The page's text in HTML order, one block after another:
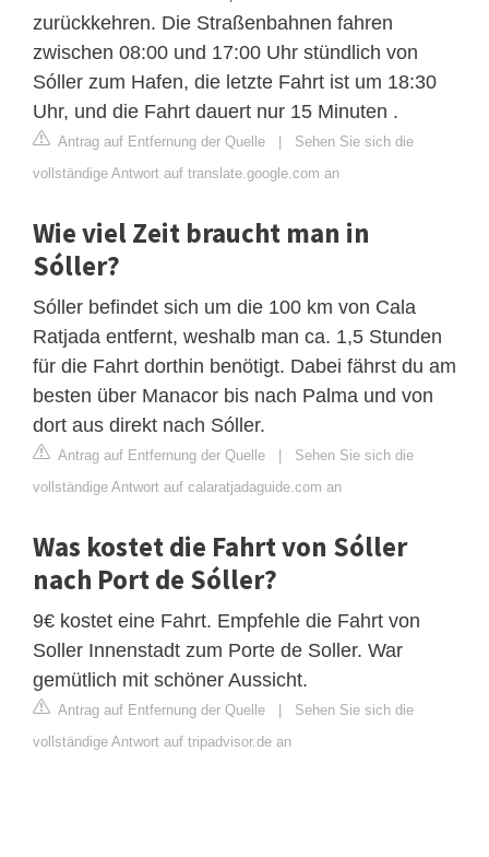
zurückkehren. Die Straßenbahnen fahren
zwischen 08:00 und 17:00 Uhr stündlich von
Sóller zum Hafen, die letzte Fahrt ist um 18:30
Uhr, und die Fahrt dauert nur 15 Minuten .
Antrag auf Entfernung der Quelle | Sehen Sie sich die
vollständige Antwort auf translate.google.com an
Wie viel Zeit braucht man in
Sóller?
Sóller befindet sich um die 100 km von Cala
Ratjada entfernt, weshalb man ca. 1,5 Stunden
für die Fahrt dorthin benötigt. Dabei fährst du am
besten über Manacor bis nach Palma und von
dort aus direkt nach Sóller.
Antrag auf Entfernung der Quelle | Sehen Sie sich die
vollständige Antwort auf calaratjadaguide.com an
Was kostet die Fahrt von Sóller
nach Port de Sóller?
9€ kostet eine Fahrt. Empfehle die Fahrt von
Soller Innenstadt zum Porte de Soller. War
gemütlich mit schöner Aussicht.
Antrag auf Entfernung der Quelle | Sehen Sie sich die
vollständige Antwort auf tripadvisor.de an